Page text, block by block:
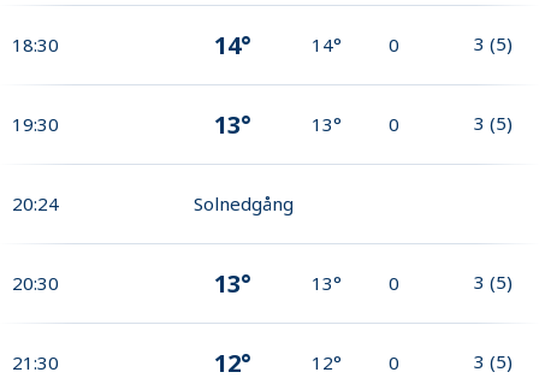
18:30 14° 14° 0 3 (5)
19:30 13° 13° 0 3 (5)
20:24 Solnedgång
20:30 13° 13° 0 3 (5)
21:30 12° 12° 0 3 (5)